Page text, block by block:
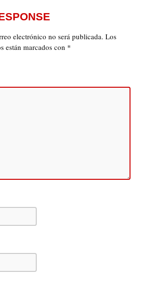
electrónico no será publicada. Los
están marcados con *